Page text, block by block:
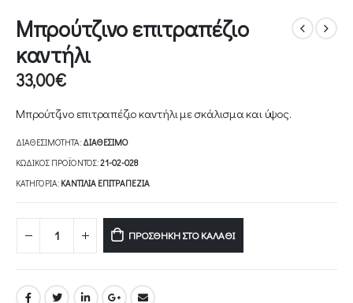
Μπρούτζινο επιτραπέζιο
καντήλι
33,00€
Μπρούτζινο επιτραπέζιο καντήλι με σκάλισμα και ύψος.
ΔΙΑΘΕΣΙΜΌΤΗΤΑ: ΔΙΑΘΈΣΙΜΟ
ΚΩΔΙΚΌΣ ΠΡΟΪΌΝΤΟΣ:21-02-028
ΚΑΤΗΓΟΡΊΑ: ΚΑΝΤΊΛΙΑ ΕΠΙΤΡΑΠΈΖΙΑ
ΠΡΟΣΘΉΚΗ ΣΤΟ ΚΑΛΆΘΙ